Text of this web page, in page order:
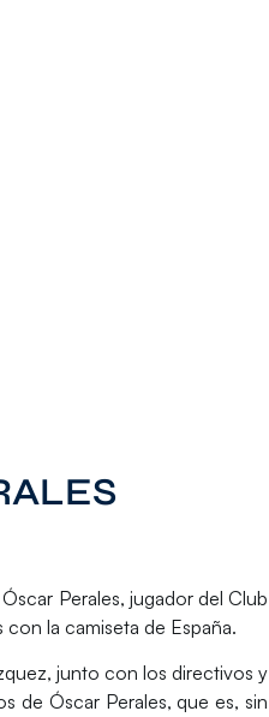
Óscar Perales, jugador del Club
la camiseta de España.
junto con los directivos y
de Óscar Perales, que es, sin